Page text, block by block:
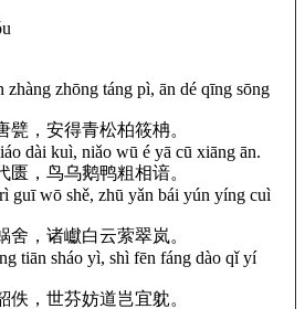
zhàng zhōng táng pì, ān dé qīng sōng
甓，安得青松柏筱柟。
dài kuì, niǎo wū é yā cū xiāng ān.
匮，鸟乌鹅鸭粗相谙。
guī wō shě, zhū yǎn bái yún yíng cuì
舍，诸巘白云萦翠岚。
tiān sháo yì, shì fēn fáng dào qǐ yí
佚，世芬妨道岂宜躭。